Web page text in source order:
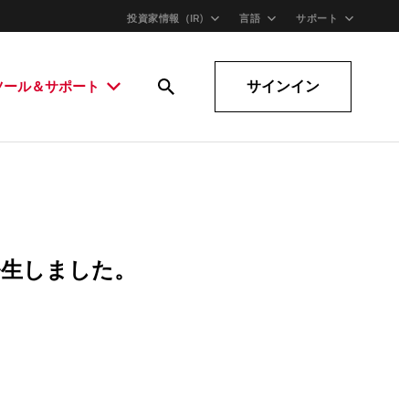
投資家情報（IR) 言語 サポート
ール＆サポート サインイン
しました。